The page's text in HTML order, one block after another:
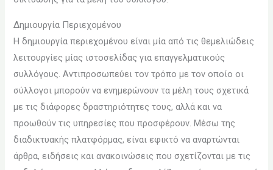
Δημιουργία Περιεχομένου
Η δημιουργία περιεχομένου είναι μία από τις θεμελιώδεις
λειτουργίες μίας ιστοσελίδας για επαγγελματικούς
συλλόγους. Αντιπροσωπεύει τον τρόπο με τον οποίο οι
σύλλογοι μπορούν να ενημερώνουν τα μέλη τους σχετικά
με τις διάφορες δραστηριότητες τους, αλλά και να
προωθούν τις υπηρεσίες που προσφέρουν. Μέσω της
διαδικτυακής πλατφόρμας, είναι εφικτό να αναρτώνται
άρθρα, ειδήσεις και ανακοινώσεις που σχετίζονται με τις